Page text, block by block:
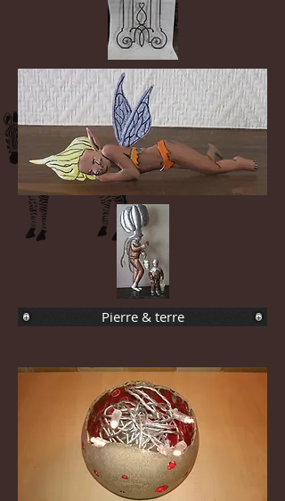
Pierre & terre